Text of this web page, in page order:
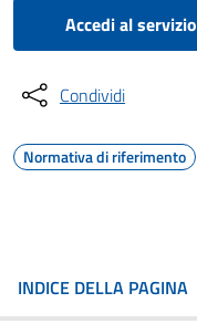
Accedi al servizio
Condividi
Normativa di riferimento
INDICE DELLA PAGINA